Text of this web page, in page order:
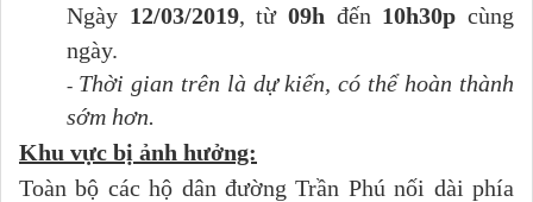
Ngày 12/03/2019, từ09h đến 10h30p cùng
ngày.
- Thời gian trên là dự kiến, có thể hoàn thành
sớm hơn.
Khu vực bị ảnh hưởng:
Toàn bộ các hộ dân đường Trần Phú nối dài phía